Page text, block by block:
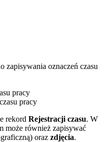
zapisywania oznaczeń czasu
pracy
pracy
rekord Rejestracji czasu. W
może również zapisywać
oraz zdjęcia.